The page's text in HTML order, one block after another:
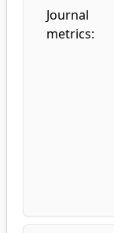
Journal
metrics: